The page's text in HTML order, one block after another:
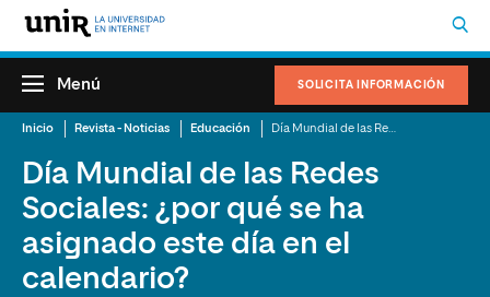
SOLICITA INFORMACIÓN
Menú
Inicio Revista - Noticias Educación
Día Mundial de las Redes
Sociales: ¿por qué se ha
asignado este día en el
calendario?